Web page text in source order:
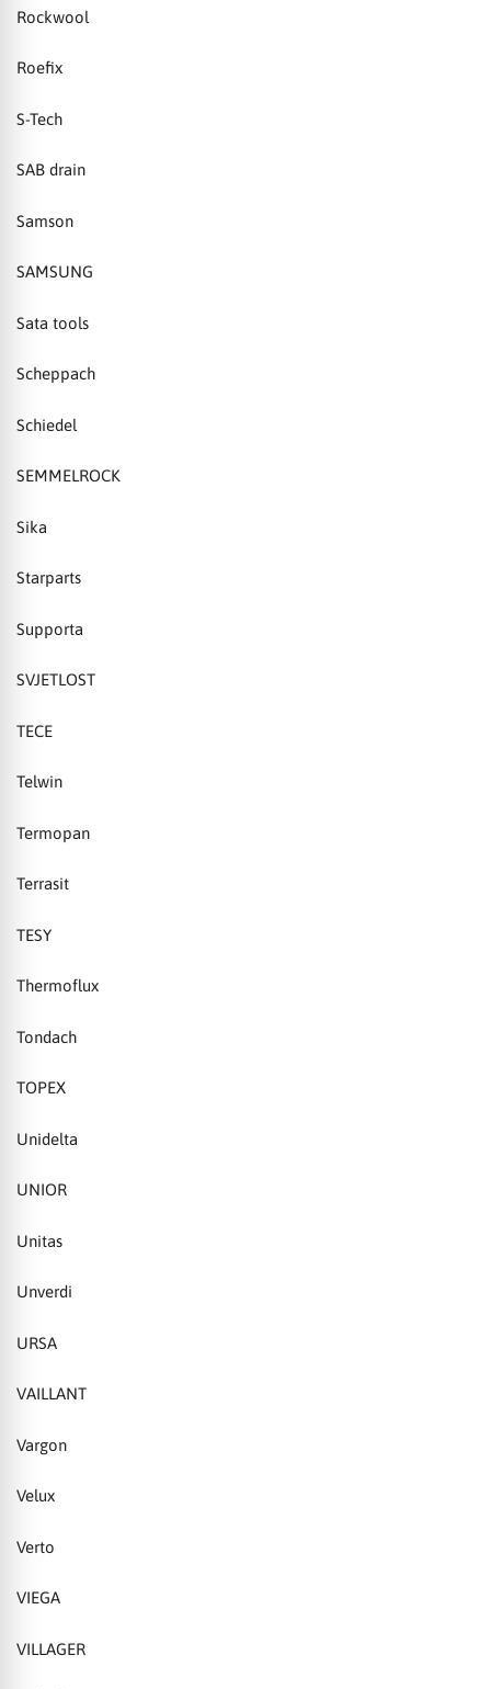
Rockwool
Roefix
S-Tech
SAB drain
Samson
SAMSUNG
Sata tools
Scheppach
Schiedel
SEMMELROCK
Sika
Starparts
Supporta
SVJETLOST
TECE
Telwin
Termopan
Terrasit
TESY
Thermoflux
Tondach
TOPEX
Unidelta
UNIOR
Unitas
Unverdi
URSA
VAILLANT
Vargon
Velux
Verto
VIEGA
VILLAGER